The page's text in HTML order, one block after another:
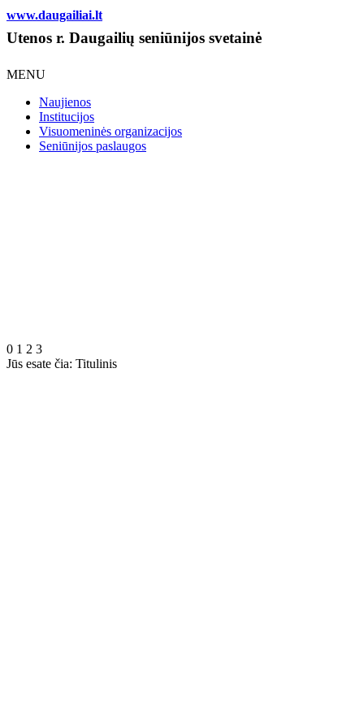
www.daugailiai.lt
Utenos r. Daugailių seniūnijos svetainė
MENU
Naujienos
Institucijos
Visuomeninės organizacijos
Seniūnijos paslaugos
0 1 2 3
Jūs esate čia: Titulinis